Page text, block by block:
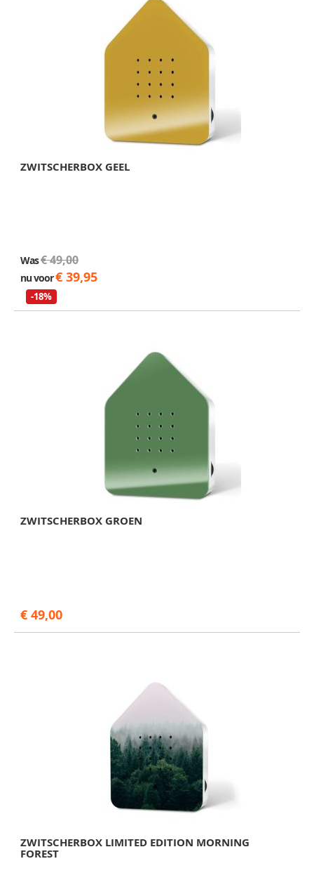
ZWITSCHERBOX GEEL
Was€ 49,00
nu voor€ 39,95
-18%
ZWITSCHERBOX GROEN
€ 49,00
ZWITSCHERBOX LIMITED EDITION MORNING
FOREST